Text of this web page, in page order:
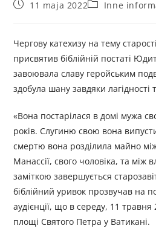
11 maja 2022 Inne
Чергову катехизу на тему
присвятив біблійній постаті
завоювала славу геройським
здобула шану завдяки лагідності
«Вона постарілася в домі мужа
років. Слугиню свою вона
смертю вона розділила майно
Манассії, свого чоловіка, та
заміткою завершується
біблійний уривок прозвучав на
аудієнції, що в середу, 11 травня
площі Святого Петра у Ватикані.